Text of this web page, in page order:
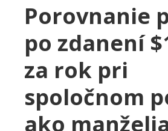
Porovnanie
po zdanení
za rok pri
spoločnom
ako